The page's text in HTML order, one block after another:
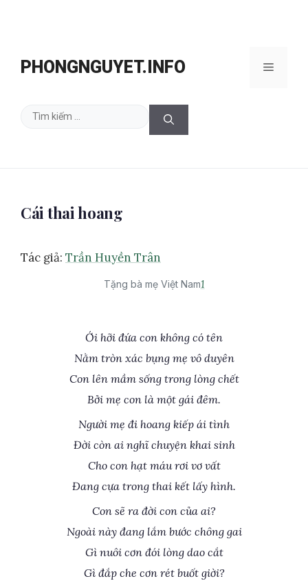
PHONGNGUYET.INFO Menu
Tìm
Cái thai hoang
Tác giả: Trần Huyền Trân
Tặng bà mẹ Việt Nam1
Ới hỡi đứa con không có tên
Nằm tròn xác bụng mẹ vô duyên
Con lên mầm sống trong lòng chết
Bởi mẹ con là một gái đêm.
Người mẹ đi hoang kiếp ái tình
Đời còn ai nghĩ chuyện khai sinh
Cho con hạt máu rơi vơ vất
Đang cựa trong thai kết lấy hình.
Con sẽ ra đời con của ai?
Ngoài này đang lắm bước chông gai
Gì nuôi cơn đói lòng dao cắt
Gì đắp che cơn rét buốt giời?